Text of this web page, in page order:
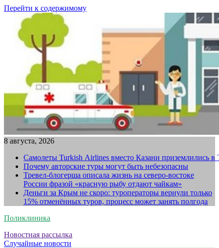
Перейти к содержимому
8 августа, 2026
Самолеты Turkish Airlines вместо Казани приземлились в
Почему авторские туры могут быть небезопасны
Тревел-блогерша описала жизнь на северо-востоке
России фразой «красную рыбу отдают чайкам»
Деньги за Крым не скоро: туроператоры вернули только
15% отменённых туров, процесс может занять полгода
Поликлиника
Новостная рассылка
Случайные новости